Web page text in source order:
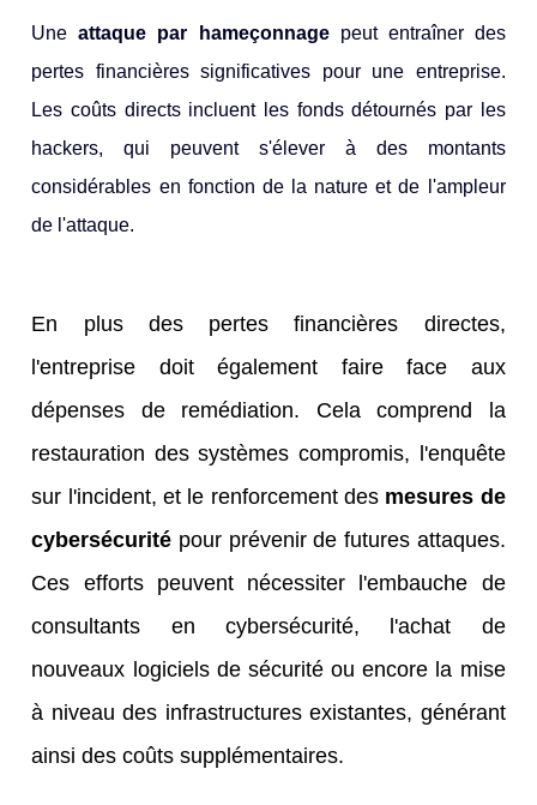
Uneattaque par hameçonnagepeut entraîner des
pertes financières significatives pour une entreprise.
Les coûts directs incluent les fonds détournés par les
hackers, qui peuvent s'élever à des montants
considérables en fonction de la nature et de l'ampleur
de l'attaque.
En plus des pertes financières directes,
l'entreprise doit également faire face aux
dépenses de remédiation. Cela comprend la
restauration des systèmes compromis, l'enquête
sur l'incident, et le renforcement des mesures de
cybersécurité pour prévenir de futures attaques.
Ces efforts peuvent nécessiter l'embauche de
consultants en cybersécurité, l'achat de
nouveaux logiciels de sécurité ou encore la mise
à niveau des infrastructures existantes, générant
ainsi des coûts supplémentaires.